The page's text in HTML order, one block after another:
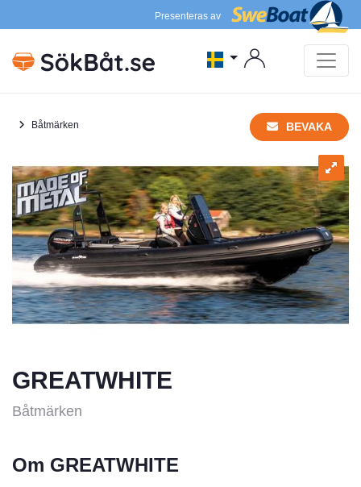
Presenteras av
Båtmärken BEVAKA
GREATWHITE
Båtmärken
Om GREATWHITE